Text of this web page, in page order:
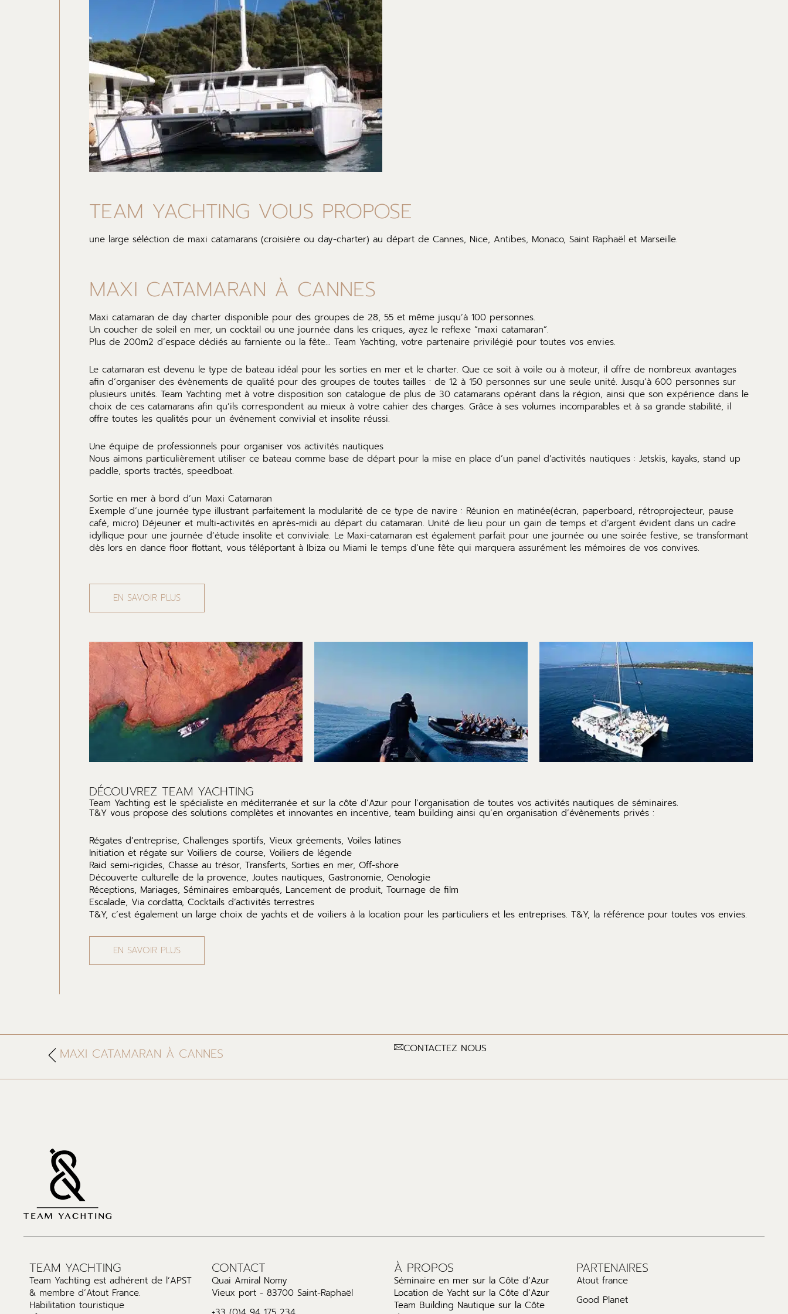
TEAM YACHTING VOUS PROPOSE
une large séléction de maxi catamarans (croisière ou day-charter) au départ de Cannes, Nice, Antibes, Monaco, Saint Raphaël et Marseille.
MAXI CATAMARAN À CANNES
Maxi catamaran de day charter disponible pour des groupes de 28, 55 et même jusqu’à 100 personnes.
Un coucher de soleil en mer, un cocktail ou une journée dans les criques, ayez le reflexe “maxi catamaran”.
Plus de 200m2 d’espace dédiés au farniente ou la fête… Team Yachting, votre partenaire privilégié pour toutes vos envies.
Le catamaran est devenu le type de bateau idéal pour les sorties en mer et le charter. Que ce soit à voile ou à moteur, il offre de nombreux avantages
afin d’organiser des évènements de qualité pour des groupes de toutes tailles : de 12 à 150 personnes sur une seule unité. Jusqu’à 600 personnes sur
plusieurs unités. Team Yachting met à votre disposition son catalogue de plus de 30 catamarans opérant dans la région, ainsi que son expérience dans le
choix de ces catamarans afin qu’ils correspondent au mieux à votre cahier des charges. Grâce à ses volumes incomparables et à sa grande stabilité, il
offre toutes les qualités pour un événement convivial et insolite réussi.
Une équipe de professionnels pour organiser vos activités nautiques
Nous aimons particulièrement utiliser ce bateau comme base de départ pour la mise en place d’un panel d’activités nautiques : Jetskis, kayaks, stand up
paddle, sports tractés, speedboat.
Sortie en mer à bord d’un Maxi Catamaran
Exemple d’une journée type illustrant parfaitement la modularité de ce type de navire : Réunion en matinée(écran, paperboard, rétroprojecteur, pause
café, micro) Déjeuner et multi-activités en après-midi au départ du catamaran. Unité de lieu pour un gain de temps et d’argent évident dans un cadre
idyllique pour une journée d’étude insolite et conviviale. Le Maxi-catamaran est également parfait pour une journée ou une soirée festive, se transformant
dès lors en dance floor flottant, vous téléportant à Ibiza ou Miami le temps d’une fête qui marquera assurément les mémoires de vos convives.
EN SAVOIR PLUS
DÉCOUVREZ TEAM YACHTING
Team Yachting est le spécialiste en méditerranée et sur la côte d’Azur pour l’organisation de toutes vos activités nautiques de séminaires.
T&Y vous propose des solutions complètes et innovantes en incentive, team building ainsi qu’en organisation d’évènements privés :
Régates d’entreprise, Challenges sportifs, Vieux gréements, Voiles latines
Initiation et régate sur Voiliers de course, Voiliers de légende
Raid semi-rigides, Chasse au trésor, Transferts, Sorties en mer, Off-shore
Découverte culturelle de la provence, Joutes nautiques, Gastronomie, Oenologie
Réceptions, Mariages, Séminaires embarqués, Lancement de produit, Tournage de film
Escalade, Via cordatta, Cocktails d’activités terrestres
T&Y, c’est également un large choix de yachts et de voiliers à la location pour les particuliers et les entreprises. T&Y, la référence pour toutes vos envies.
EN SAVOIR PLUS
MAXI CATAMARAN À CANNES CONTACTEZ NOUS
TEAM YACHTING
Team Yachting est adhérent de l’APST
& membre d’Atout France.
Habilitation touristique
CONTACT
Quai Amiral Nomy
Vieux port - 83700 Saint-Raphaël
À PROPOS
Séminaire en mer sur la Côte d’Azur
Location de Yacht sur la Côte d’Azur
Team Building Nautique sur la Côte
PARTENAIRES
Atout france
Good Planet